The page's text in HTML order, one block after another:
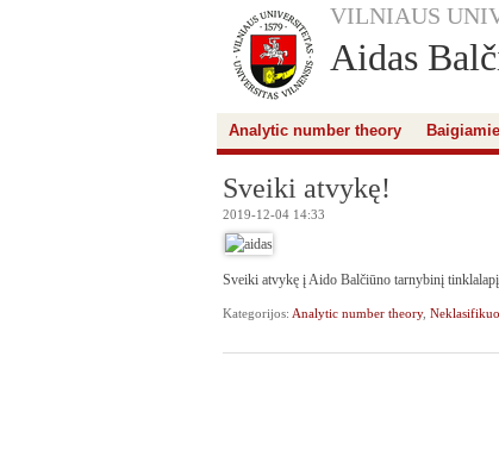
VILNIAUS
Aidas
Analytic number theory
Sveiki atvykę!
2019-12-04 14:33
Sveiki atvykę į Aido Balčiūno tarnybinį
Kategorijos: Analytic number theory,